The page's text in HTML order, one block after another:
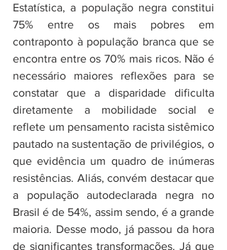
Estatística, a população negra constitui
75% entre os mais pobres em
contraponto à população branca que se
encontra entre os 70% mais ricos. Não é
necessário maiores reflexões para se
constatar que a disparidade dificulta
diretamente a mobilidade social e
reflete um pensamento racista sistêmico
pautado na sustentação de privilégios, o
que evidência um quadro de inúmeras
resistências. Aliás, convém destacar que
a população autodeclarada negra no
Brasil é de 54%, assim sendo, é a grande
maioria. Desse modo, já passou da hora
de significantes transformações. Já que